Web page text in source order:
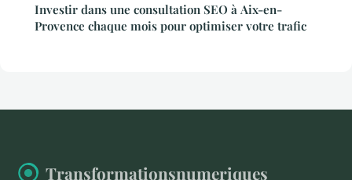
Investir dans une consultation SEO à Aix-en-
Provence chaque mois pour optimiser votre trafic
Transformationsnumeriques